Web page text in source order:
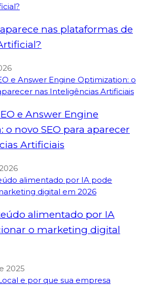
nas plataformas de
e Answer Engine
novo SEO para aparecer
Artificiais
alimentado por IA
o marketing digital
2025